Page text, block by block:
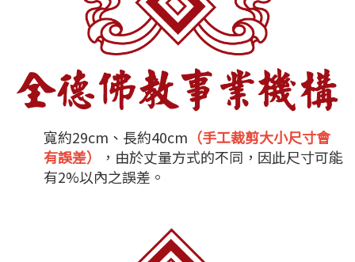
寬約29cm、長約40cm （手工裁剪大小尺寸會
有誤差）
，由於丈量方式的不同，因此尺寸可能
有2%以內之誤差。